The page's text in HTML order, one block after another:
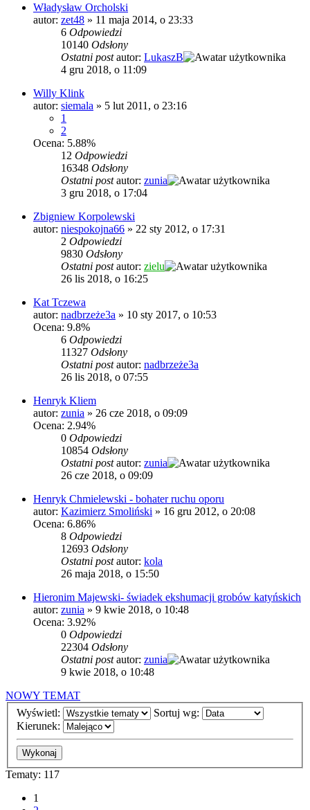
Władysław Orcholski
autor: zet48 » 11 maja 2014, o 23:33
6 Odpowiedzi
10140 Odsłony
Ostatni postautor: LukaszB
4 gru 2018, o 11:09
Willy Klink
autor: siemala » 5 lut 2011, o 23:16
1
2
Ocena: 5.88%
12 Odpowiedzi
16348 Odsłony
Ostatni postautor: zunia
3 gru 2018, o 17:04
Zbigniew Korpolewski
autor: niespokojna66 » 22 sty 2012, o 17:31
2 Odpowiedzi
9830 Odsłony
Ostatni postautor: zielu
26 lis 2018, o 16:25
Kat Tczewa
autor: nadbrzeże3a » 10 sty 2017, o 10:53
Ocena: 9.8%
6 Odpowiedzi
11327 Odsłony
Ostatni postautor: nadbrzeże3a
26 lis 2018, o 07:55
Henryk Kliem
autor: zunia » 26 cze 2018, o 09:09
Ocena: 2.94%
0 Odpowiedzi
10854 Odsłony
Ostatni postautor: zunia
26 cze 2018, o 09:09
Henryk Chmielewski - bohater ruchu oporu
autor: Kazimierz Smoliński » 16 gru 2012, o 20:08
Ocena: 6.86%
8 Odpowiedzi
12693 Odsłony
Ostatni postautor: kola
26 maja 2018, o 15:50
Hieronim Majewski- świadek ekshumacji grobów katyńskich
autor: zunia » 9 kwie 2018, o 10:48
Ocena: 3.92%
0 Odpowiedzi
22304 Odsłony
Ostatni postautor: zunia
9 kwie 2018, o 10:48
NOWY TEMAT
Wyświetl:
Sortuj wg:
Kierunek:
Tematy: 117
1